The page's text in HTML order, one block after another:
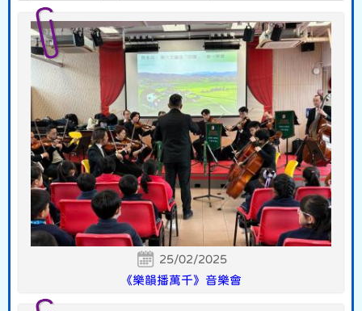
25/02/2025
《樂韻播萬千》音樂會